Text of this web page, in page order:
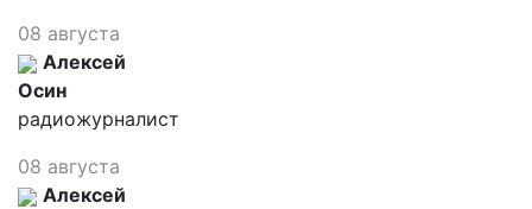
08 августа
Алексей
Осин
радиожурналист
08 августа
Алексей